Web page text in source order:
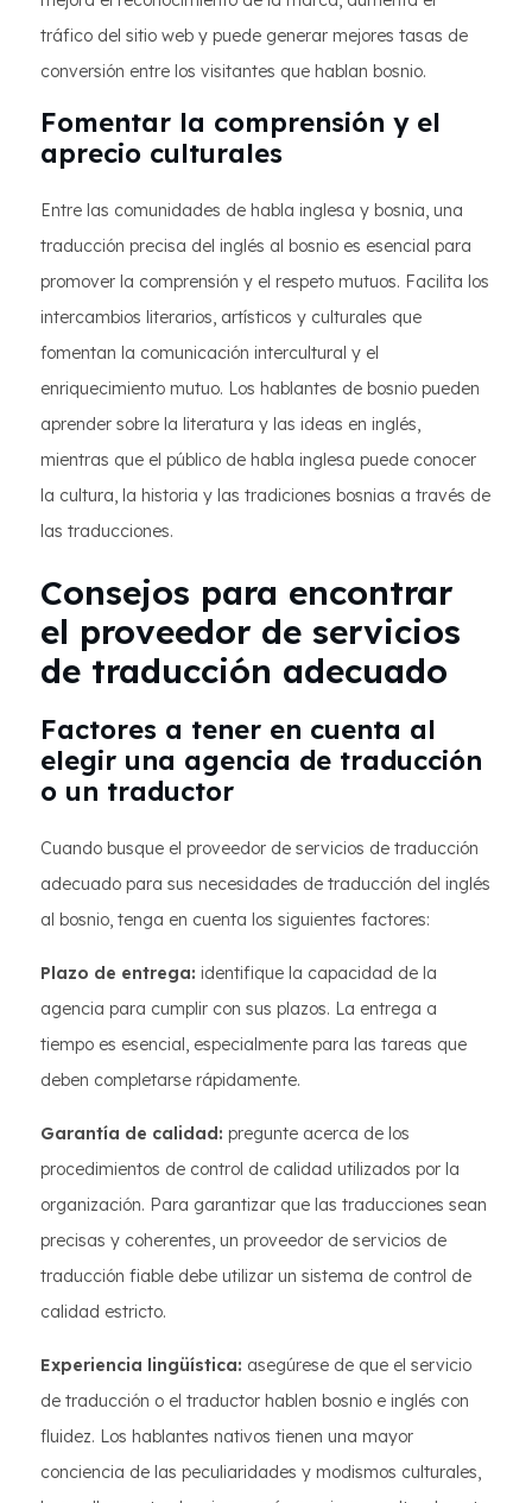
tráfico del sitio web y puede generar mejores tasas de
conversión entre los visitantes que hablan bosnio.
Fomentar la comprensión y el
aprecio culturales
Entre las comunidades de habla inglesa y bosnia, una
traducción precisa del inglés al bosnio es esencial para
promover la comprensión y el respeto mutuos. Facilita los
intercambios literarios, artísticos y culturales que
fomentan la comunicación intercultural y el
enriquecimiento mutuo. Los hablantes de bosnio pueden
aprender sobre la literatura y las ideas en inglés,
mientras que el público de habla inglesa puede conocer
la cultura, la historia y las tradiciones bosnias a través de
las traducciones.
Consejos para encontrar
el proveedor de servicios
de traducción adecuado
Factores a tener en cuenta al
elegir una agencia de traducción
o un traductor
Cuando busque el proveedor de servicios de traducción
adecuado para sus necesidades de traducción del inglés
al bosnio, tenga en cuenta los siguientes factores:
Plazo de entrega: identifique la capacidad de la
agencia para cumplir con sus plazos. La entrega a
tiempo es esencial, especialmente para las tareas que
deben completarse rápidamente.
Garantía de calidad: pregunte acerca de los
procedimientos de control de calidad utilizados por la
organización. Para garantizar que las traducciones sean
precisas y coherentes, un proveedor de servicios de
traducción fiable debe utilizar un sistema de control de
calidad estricto.
Experiencia lingüística: asegúrese de que el servicio
de traducción o el traductor hablen bosnio e inglés con
fluidez. Los hablantes nativos tienen una mayor
conciencia de las peculiaridades y modismos culturales,